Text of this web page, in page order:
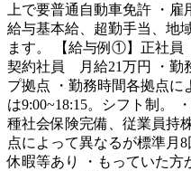
上で要普通自動車免許 ・
給与基本給、超勤手当、地
ます。 【給与例①】正社
契約社員 月給21万円 ・勤
プ拠点 ・勤務時間各拠点に
は9:00~18:15。シフト制。
種社会保険完備、従業員持
点によって異なるが標準月
休暇等あり ・もっていた方